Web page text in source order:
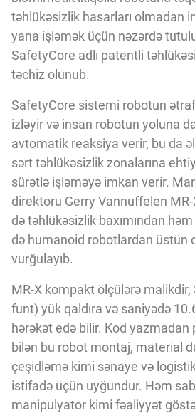
MƏXFİLİK SİYASƏTİ
Vizyoner Baxışı
Innovasiya Bələdçisi
Gələcəyin Təhlili
Podkastlar
təhlükəsizlik hasarları olmadan
yana işləmək üçün nəzərdə
SafetyCore adlı patentli
təchiz olunub.
SafetyCore sistemi robotun
izləyir və insan robotun yoluna
avtomatik reaksiya verir, bu da
sərt təhlükəsizlik zonalarına
sürətlə işləməyə imkan verir.
direktoru Gerry Vannuffelen
də təhlükəsizlik baxımından
də humanoid robotlardan üstün
vurğulayıb.
MR-X kompakt ölçülərə
funt) yük qaldıra və saniyədə
hərəkət edə bilir. Kod yazmadan
bilən bu robot montaj, material
çeşidləmə kimi sənaye və
istifadə üçün uyğundur. Həm
manipulyator kimi fəaliyyət